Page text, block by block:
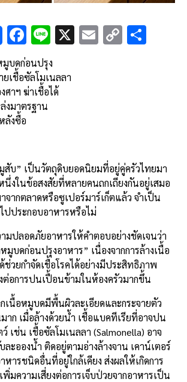
F
ac
e
b
o
Li
e
X E C
มูบดก่อนปรุง
ยเชื้อซัลโมเนลลา
ศาฯ ฆ่าเชื้อได้
งมาตรฐาน
ลังซื้อ
บ” เป็นวัตถุดิบยอดนิยมที่อยู่คู่ครัวไทยมา
งในข้อสงสัยที่หลายคนถกเถียงกันอยู่เสมอ
ากตลาดหรือซูเปอร์มาร์เก็ตแล้ว จำเป็น
ปประกอบอาหารหรือไม่
มปลอดภัยอาหารให้คำตอบอย่างชัดเจนว่า
มูบดก่อนปรุงอาหาร” เนื่องจากการล้างเนื้อ
ช่วยกำจัดเชื้อโรคได้อย่างมีประสิทธิภาพ
ต่อการปนเปื้อนข้ามในห้องครัวมากขึ้น
เนื้อหมูบดมีพื้นผิวละเอียดและกระจายตัว
าก เมื่อล้างด้วยน้ำ เชื้อแบคทีเรียที่อาจปน
เช่น เชื้อซัลโมเนลลา (Salmonella) อาจ
ะอองน้ำ ติดอยู่ตามอ่างล้างจาน เคาน์เตอร์
ารชนิดอื่นที่อยู่ใกล้เคียง ส่งผลให้เกิดการ
มความเสี่ยงต่อการเจ็บป่วยจากอาหารเป็น